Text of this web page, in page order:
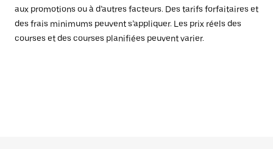
aux promotions ou à d’autres facteurs. Des tarifs forfaitaires et
des frais minimums peuvent s’appliquer. Les prix réels des
courses et des courses planifiées peuvent varier.